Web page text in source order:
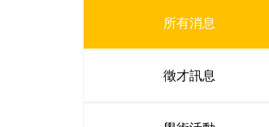
所有消息
徵才訊息